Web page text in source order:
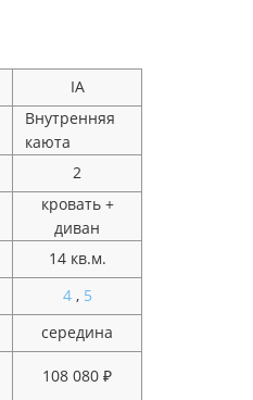
IA
Внутренняя
каюта
2
кровать +
диван
14 кв.м.
4 , 5
середина
108 080 ₽